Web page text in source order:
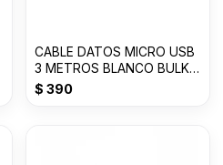
CABLE DATOS MICRO USB
3 METROS BLANCO BULK
JK
$ 390